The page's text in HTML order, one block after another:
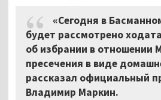
«Сегодня в
будет рассмотрено
об избрании в отношении
пресечения в виде
рассказал официальный
Владимир Маркин.